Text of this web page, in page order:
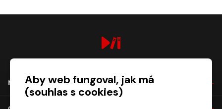
NÁKUPAby web fungoval, jak má
(souhlas s cookies)